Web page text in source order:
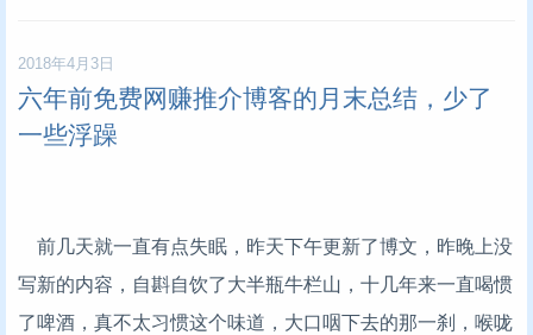
2018年4月3日
六年前免费网赚推介博客的月末总结，少了
一些浮躁
前几天就一直有点失眠，昨天下午更新了博文，昨晚上没
写新的内容，自斟自饮了大半瓶牛栏山，十几年来一直喝惯
了啤酒，真不太习惯这个味道，大口咽下去的那一刹，喉咙